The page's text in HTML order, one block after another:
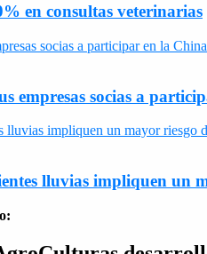
en consultas veterinarias
empresas socias a
lluvias impliquen un